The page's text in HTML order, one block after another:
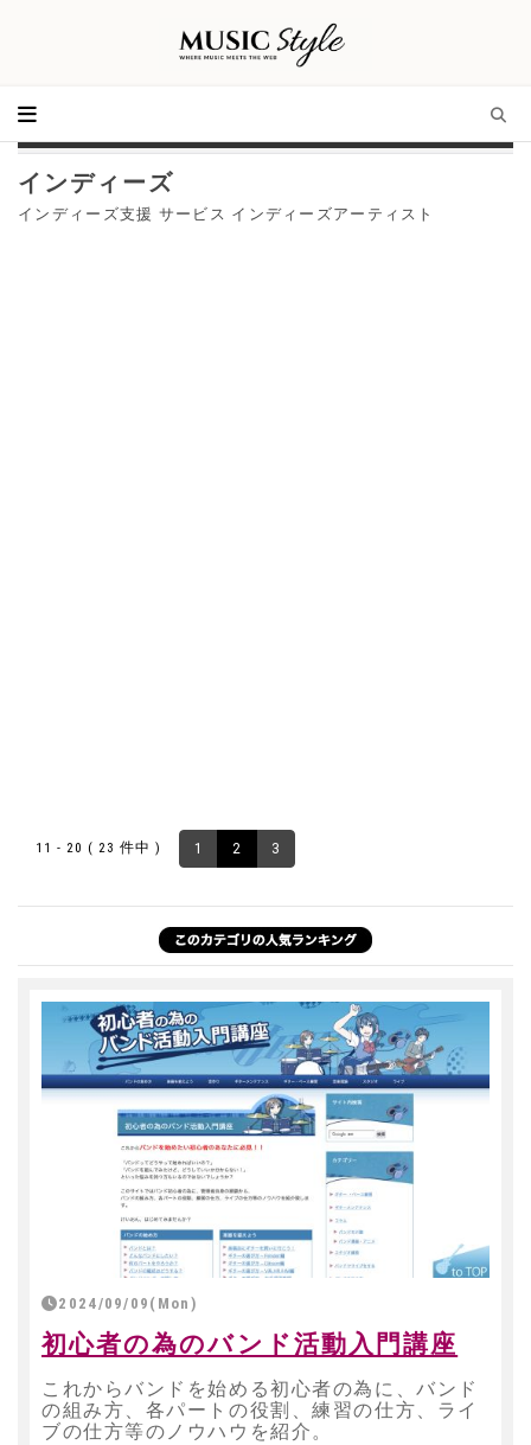
インディーズ
インディーズ支援 サービス インディーズアーティスト
11 - 20 ( 23 件中 ) 1 2 3
2024/09/09(Mon)
初心者の為のバンド活動入門講座
これからバンドを始める初心者の為に、バンド
の組み方、各パートの役割、練習の仕方、ライ
ブの仕方等のノウハウを紹介。